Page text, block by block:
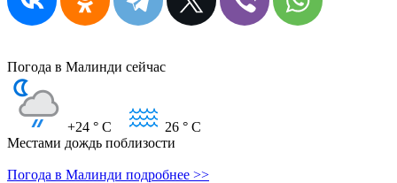
Погода в Малинди сейчас
+24 ° C 26 ° C
Местами дождь поблизости
Погода в Малинди подробнее >>